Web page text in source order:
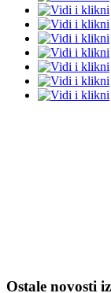
Ostale novosti